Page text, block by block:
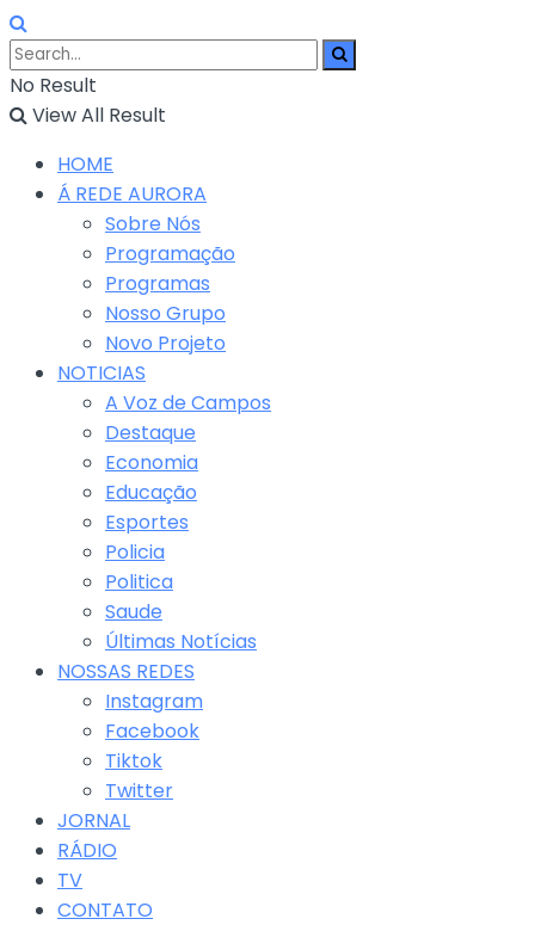
No Result
View All Result
HOME
Á REDE AURORA
Sobre Nós
Programação
Programas
Nosso Grupo
Novo Projeto
NOTICIAS
A Voz de Campos
Destaque
Economia
Educação
Esportes
Policia
Politica
Saude
Últimas Notícias
NOSSAS REDES
Instagram
Facebook
Tiktok
Twitter
JORNAL
RÁDIO
TV
CONTATO